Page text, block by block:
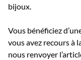
bijoux.
Vous bénéficiez
vous avez recours à
nous renvoyer